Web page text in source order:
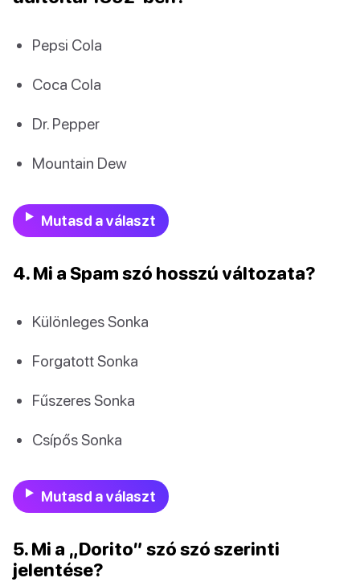
Pepsi Cola
Coca Cola
Dr. Pepper
Mountain Dew
Mutasd a választ
4. Mi a Spam szó hosszú változata?
Különleges Sonka
Forgatott Sonka
Fűszeres Sonka
Csípős Sonka
Mutasd a választ
5. Mi a „Dorito” szó szó szerinti
jelentése?